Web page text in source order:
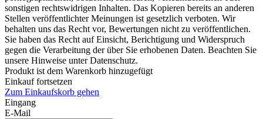
sonstigen rechtswidrigen Inhalten. Das Kopieren bereits an anderen
Stellen veröffentlichter Meinungen ist gesetzlich verboten. Wir
behalten uns das Recht vor, Bewertungen nicht zu veröffentlichen.
Sie haben das Recht auf Einsicht, Berichtigung und Widerspruch
gegen die Verarbeitung der über Sie erhobenen Daten. Beachten Sie
unsere Hinweise unter Datenschutz.
Produkt ist dem Warenkorb hinzugefügt
Einkauf fortsetzen
Zum Einkaufskorb gehen
Eingang
E-Mail